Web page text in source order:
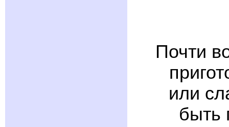
Почти
или
быть